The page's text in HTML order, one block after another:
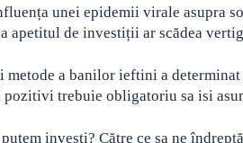
unei epidemii virale asupra
apetitul de investiții ar scădea
a banilor ieftini a
pozitivi trebuie obligatoriu sa isi
investi? Către ce sa ne